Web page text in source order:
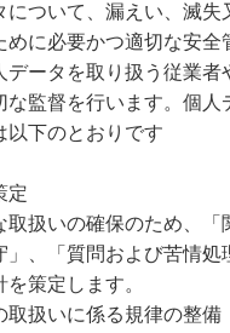
について、漏えい、滅失
めに必要かつ適切な安全
データを取り扱う従業者
な監督を行います。個人
以下のとおりです
定
取扱いの確保のため、「
」、「質問および苦情処
策定します。
取扱いに係る規律の整備